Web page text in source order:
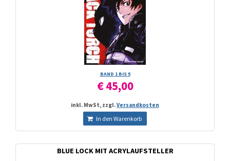
BAND 1 BIS 5
€ 45,00
inkl. MwSt, zzgl.Versandkosten
In den Warenkorb
BLUE LOCK MIT ACRYLAUFSTELLER